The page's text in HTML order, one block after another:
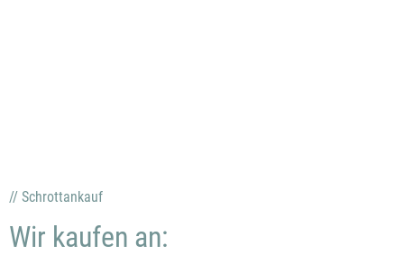
// Schrottankauf
Wir kaufen an: